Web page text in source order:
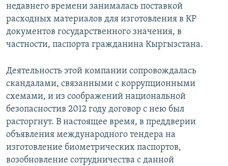
недавнего времени занималась поставкой
расходных материалов для изготовления в КР
документов государственного значения, в
частности, паспорта гражданина Кыргызстана.
Деятельность этой компании сопровождалась
скандалами, связанными с коррупционными
схемами, и из соображений национальной
безопасностив 2012 году договор с нею был
расторгнут. В настоящее время, в преддверии
объявления международного тендера на
изготовление биометрических паспортов,
возобновление сотрудничества с данной